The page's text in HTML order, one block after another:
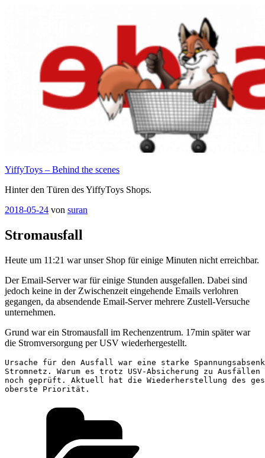
YiffyToys – Behind the scenes
Hinter den Türen des YiffyToys Shops.
Veröffentlicht
2018-05-24 von suran
Stromausfall
Heute um 11:21 war unser Shop für einige Minuten nicht erreichbar.
Der Email-Server war für einige Stunden ausgefallen. Dabei sind
jedoch keine in der Zwischenzeit eingehende Emails verlohren
gegangen, da absendende Email-Server mehrere Zustell-Versuche
unternehmen.
Grund war ein Stromausfall im Rechenzentrum. 17min später war
die Stromversorgung per USV wiederhergestellt.
Ursache für den Ausfall war eine starke
Stromnetz. Warum es trotz USV-Absicherung zu
noch geprüft. Aktuell hat die Wiederherstellung des
oberste Priorität.